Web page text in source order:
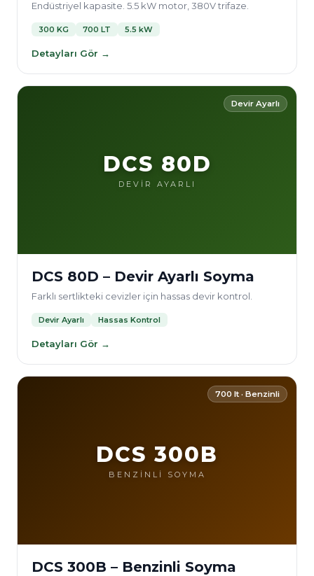
Endüstriyel kapasite. 5.5 kW motor, 380V trifaze.
300 KG 700 LT 5.5 kW
Detayları Gör →
Devir Ayarlı
DCS 80D
DEVİR AYARLI
DCS 80D – Devir Ayarlı Soyma
Farklı sertlikteki cevizler için hassas devir kontrol.
Devir Ayarlı Hassas Kontrol
Detayları Gör →
700 lt · Benzinli
DCS 300B
BENZİNLİ SOYMA
DCS 300B – Benzinli Soyma